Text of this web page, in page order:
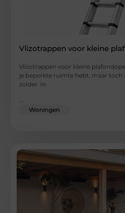
Vlizotrappen voor kleine
Vlizotrappen voor kleine
je beperkte ruimte hebt, maar
zolder. In
...
Woningen